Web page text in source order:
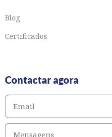
Blog
Certificados
Contactar agora